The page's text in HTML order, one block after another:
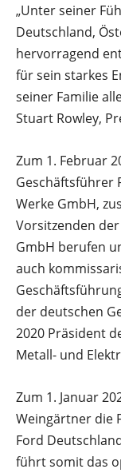
„Unter seiner
Deutschland,
hervorragend
für sein starkes
seiner Familie
Stuart Rowley,
Zum 1. Februar
Geschäftsführer
Werke GmbH,
Vorsitzenden
GmbH berufen
auch
der deutschen
2020 Präsident
Metall- und
Zum 1. Januar
Weingärtner die
Ford
führt somit das